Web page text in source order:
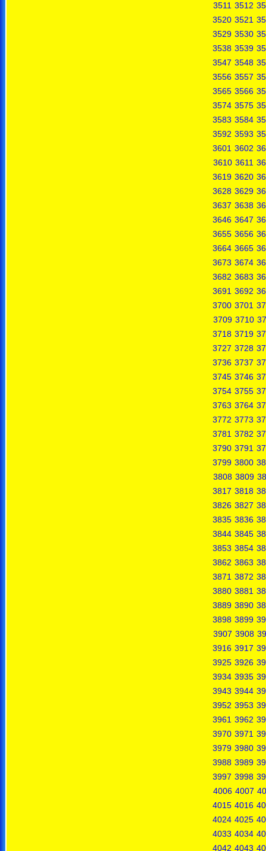
3511 3512
3520 3521
3529 3530
3538 3539
3547 3548
3556 3557
3565 3566
3574 3575
3583 3584
3592 3593
3601 3602
3610 3611
3619 3620
3628 3629
3637 3638
3646 3647
3655 3656
3664 3665
3673 3674
3682 3683
3691 3692
3700 3701
3709 3710
3718 3719
3727 3728
3736 3737
3745 3746
3754 3755
3763 3764
3772 3773
3781 3782
3790 3791
3799 3800
3808 3809
3817 3818
3826 3827
3835 3836
3844 3845
3853 3854
3862 3863
3871 3872
3880 3881
3889 3890
3898 3899
3907 3908
3916 3917
3925 3926
3934 3935
3943 3944
3952 3953
3961 3962
3970 3971
3979 3980
3988 3989
3997 3998
4006 4007
4015 4016
4024 4025
4033 4034
4042 4043